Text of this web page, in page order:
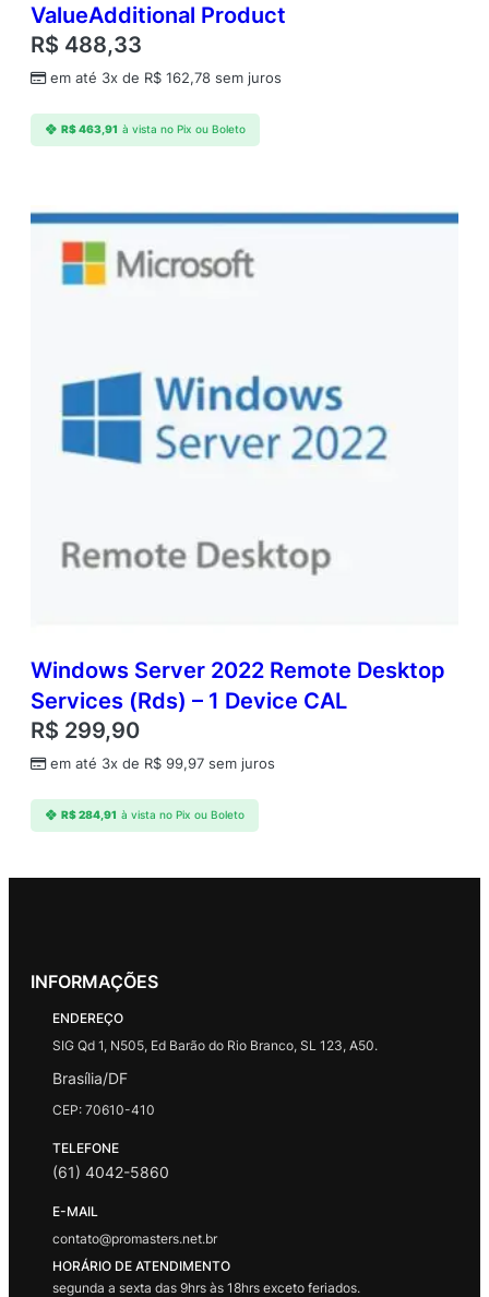
ValueAdditional Product
R$ 488,33
em até 3x de R$ 162,78 sem juros
R$463,91 à vista no Pix ou Boleto
Windows Server 2022 Remote Desktop
Services (Rds) – 1 Device CAL
R$ 299,90
em até 3x de R$ 99,97 sem juros
R$284,91 à vista no Pix ou Boleto
INFORMAÇÕES
ENDEREÇO
SIG Qd 1, N505, Ed Barão do Rio Branco, SL 123, A50.
Brasília/DF
CEP: 70610-410
TELEFONE
(61) 4042-5860
E-MAIL
contato@promasters.net.br
HORÁRIO DE ATENDIMENTO
segunda a sexta das 9hrs às 18hrs exceto feriados.